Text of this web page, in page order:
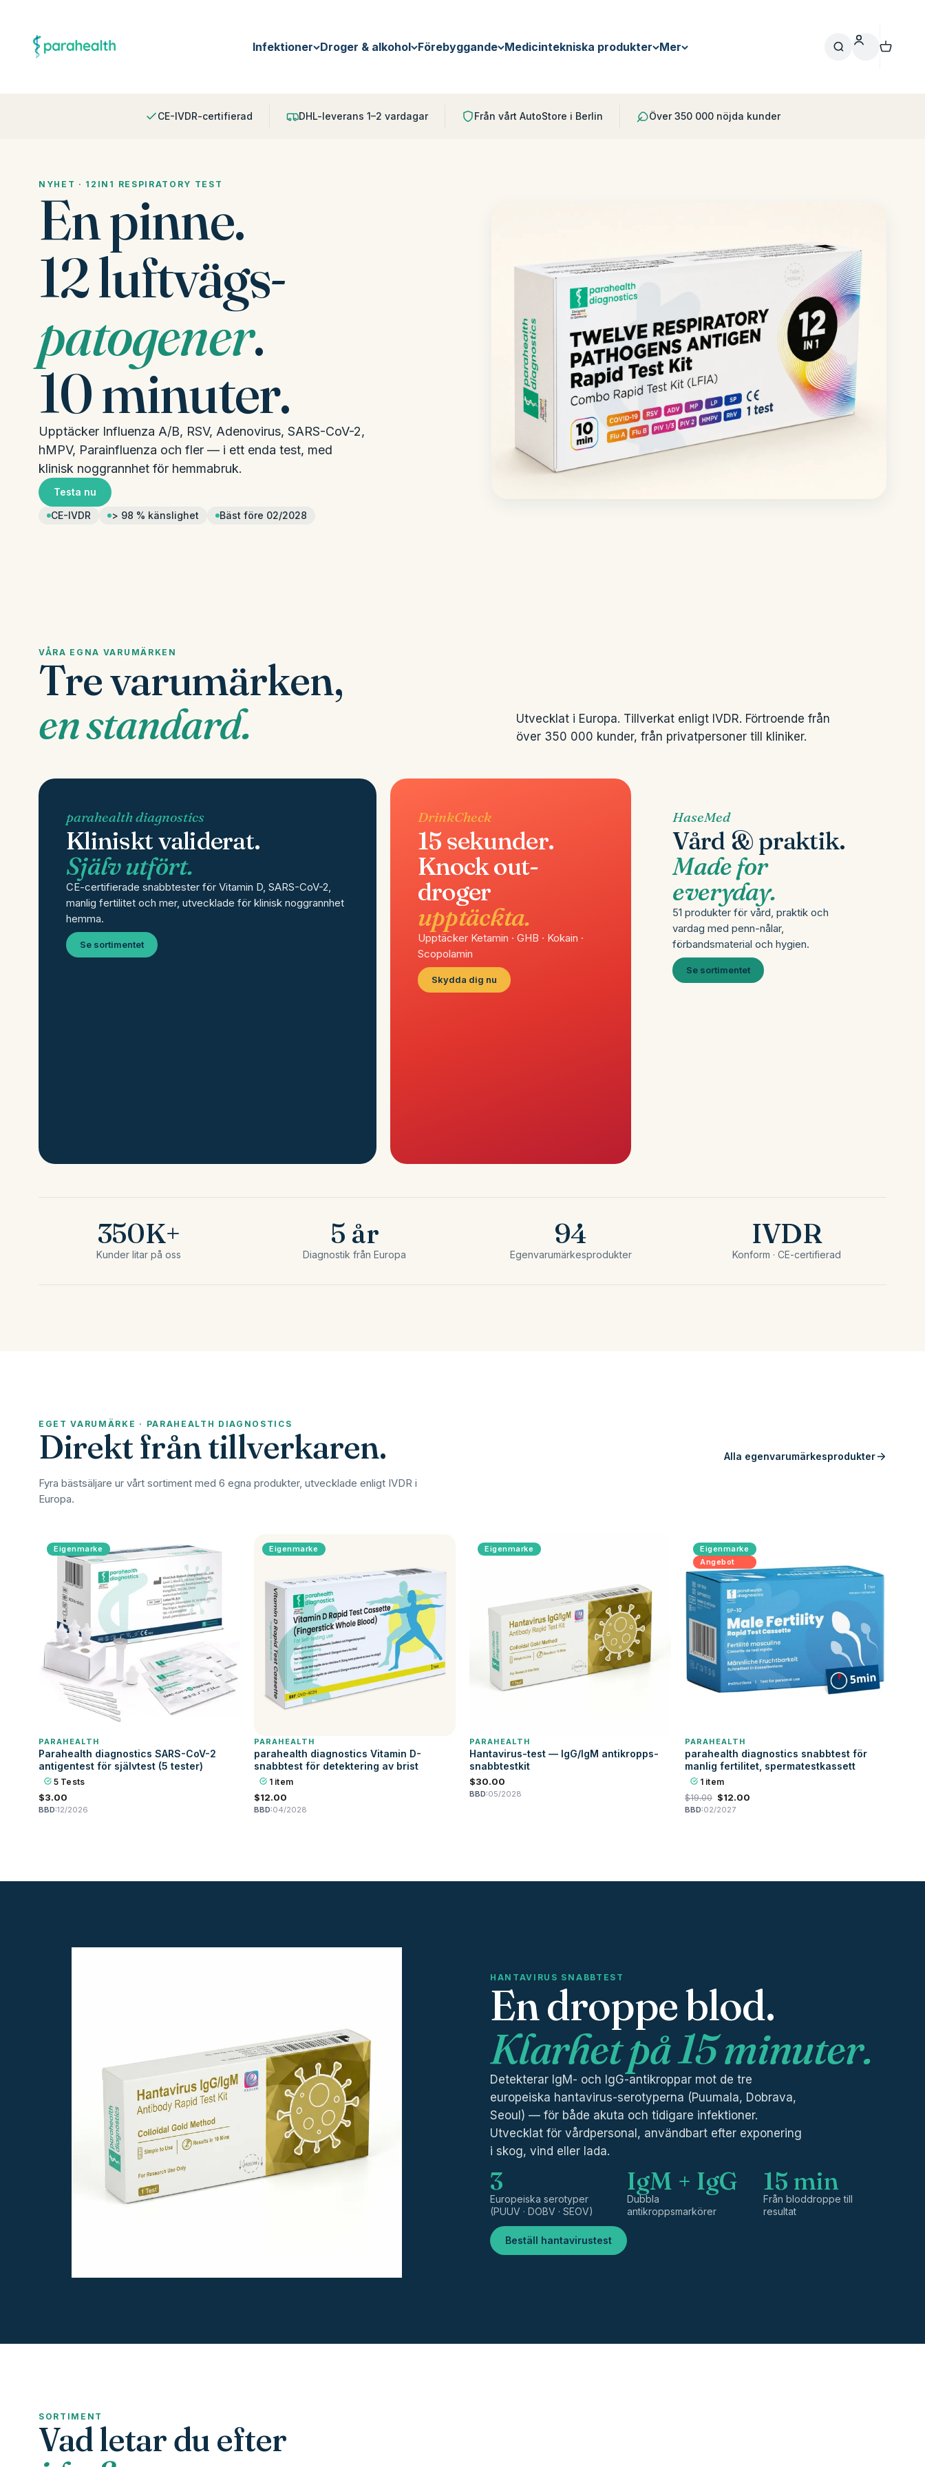
Infektioner Droger & alkohol Förebyggande Medicintekniska produkter Mer
parahealth Sök
Logga in
CE-IVDR-certifierad DHL-leverans 1–2 vardagar Från vårt AutoStore i Berlin Över 350 000 nöjda kunder
NYHET · 12IN1 RESPIRATORY TEST
En pinne.
12 luftvägs-
patogener.
10 minuter.
Upptäcker Influenza A/B, RSV, Adenovirus, SARS-CoV-2,
hMPV, Parainfluenza och fler — i ett enda test, med
klinisk noggrannhet för hemmabruk.
Testa nu
CE-IVDR
> 98 % känslighet Bäst före 02/2028
VÅRA EGNA VARUMÄRKEN
Tre varumärken,
en standard.
Utvecklat i Europa. Tillverkat enligt IVDR. Förtroende från
över 350 000 kunder, från privatpersoner till kliniker.
parahealth diagnostics
Kliniskt validerat.
Själv utfört.
CE-certifierade snabbtester för Vitamin D, SARS-CoV-2,
manlig fertilitet och mer, utvecklade för klinisk noggrannhet
hemma.
Se sortimentet
DrinkCheck
15 sekunder.
Knock out-
droger
upptäckta.
Upptäcker Ketamin · GHB · Kokain ·
Scopolamin
Skydda dig nu
HaseMed
Vård & praktik.
Made for
everyday.
51 produkter för vård, praktik och
vardag med penn-nålar,
förbandsmaterial och hygien.
Se sortimentet
350K+
Kunder litar på oss
5 år
Diagnostik från Europa
94
Egenvarumärkesprodukter
IVDR
Konform · CE-certifierad
EGET VARUMÄRKE · PARAHEALTH DIAGNOSTICS
Direkt från tillverkaren. Alla egenvarumärkesprodukter
Fyra bästsäljare ur vårt sortiment med 6 egna produkter, utvecklade enligt IVDR i
Europa.
Eigenmarke
PARAHEALTH
Parahealth diagnostics SARS-CoV-2
antigentest för självtest (5 tester)
5 Tests
$3.00
BBD:12/2026
Eigenmarke
PARAHEALTH
parahealth diagnostics Vitamin D-
snabbtest för detektering av brist
1 item
$12.00
BBD:04/2028
Eigenmarke
PARAHEALTH
Hantavirus-test — IgG/IgM antikropps-
snabbtestkit
$30.00
BBD:05/2028
Eigenmarke
Angebot
PARAHEALTH
parahealth diagnostics snabbtest för
manlig fertilitet, spermatestkassett
1 item
$19.00 $12.00
BBD:02/2027
HANTAVIRUS SNABBTEST
En droppe blod.
Klarhet på 15 minuter.
Detekterar IgM- och IgG-antikroppar mot de tre
europeiska hantavirus-serotyperna (Puumala, Dobrava,
Seoul) — för både akuta och tidigare infektioner.
Utvecklat för vårdpersonal, användbart efter exponering
i skog, vind eller lada.
3
Europeiska serotyper
(PUUV · DOBV · SEOV)
IgM + IgG
Dubbla
antikroppsmarkörer
15 min
Från bloddroppe till
resultat
Beställ hantavirustest
SORTIMENT
Vad letar du efter